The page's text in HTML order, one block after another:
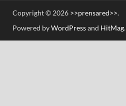
Copyright © 2026 >>prensared>>.
Powered byWordPressand HitMag.